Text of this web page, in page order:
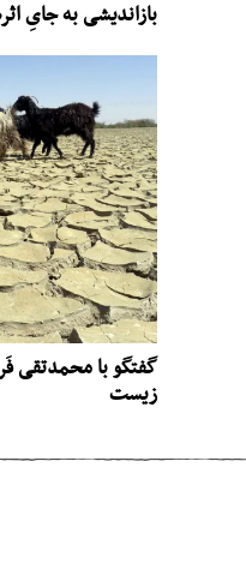
بازاندیشی به جایِ
گفتگو با محمدتقی
زیست